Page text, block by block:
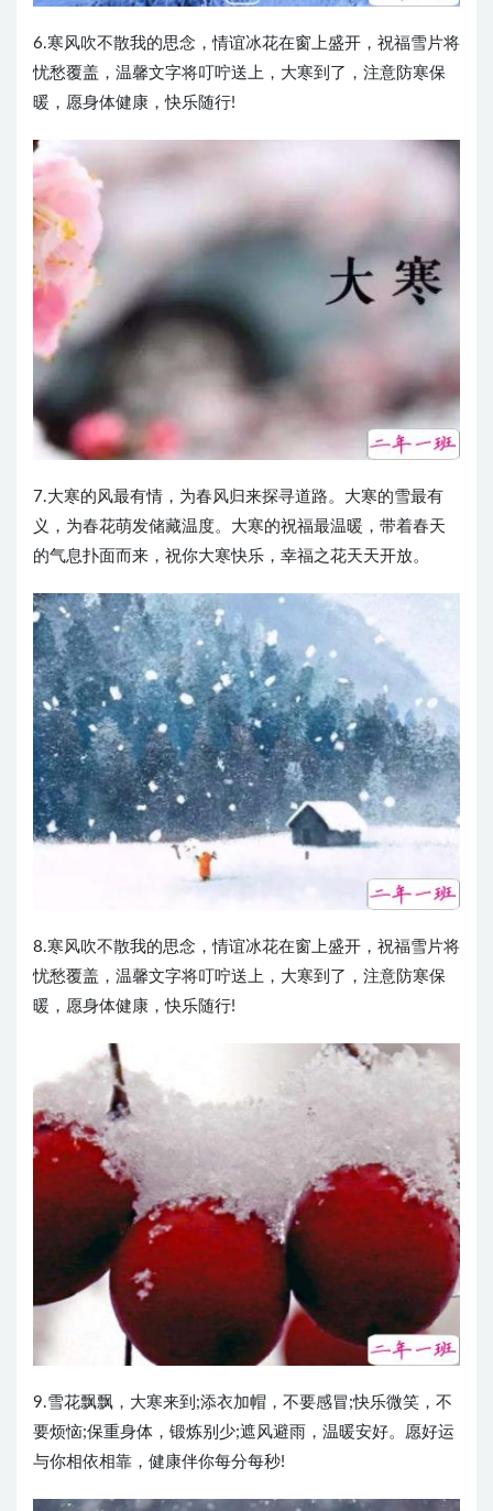
6.寒风吹不散我的思念，情谊冰花在窗上盛开，祝福雪片将
忧愁覆盖，温馨文字将叮咛送上，大寒到了，注意防寒保
暖，愿身体健康，快乐随行!
7.大寒的风最有情，为春风归来探寻道路。大寒的雪最有
义，为春花萌发储藏温度。大寒的祝福最温暖，带着春天
的气息扑面而来，祝你大寒快乐，幸福之花天天开放。
8.寒风吹不散我的思念，情谊冰花在窗上盛开，祝福雪片将
忧愁覆盖，温馨文字将叮咛送上，大寒到了，注意防寒保
暖，愿身体健康，快乐随行!
9.雪花飘飘，大寒来到;添衣加帽，不要感冒;快乐微笑，不
要烦恼;保重身体，锻炼别少;遮风避雨，温暖安好。愿好运
与你相依相靠，健康伴你每分每秒!